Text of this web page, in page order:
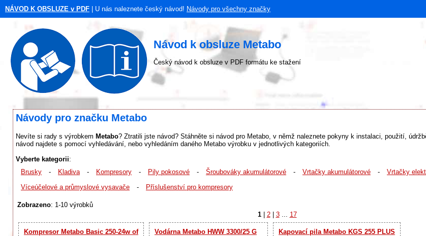
NÁVOD K OBSLUZE v PDF | U nás naleznete český návod! Návody pro všechny značky
Návod k obsluze Metabo
Český návod k obsluze v PDF formátu ke stažení
Návody pro značku Metabo
Nevíte si rady s výrobkem Metabo? Ztratili jste návod? Stáhněte si návod pro Metabo, v němž naleznete pokyny k instalaci, použití,
návod najdete s pomocí vyhledávání, nebo vyhledáním daného Metabo výrobku v jednotlivých kategoriích.
Vyberte kategorii:
Brusky
- Kladiva - Kompresory - Pily pokosové - Šroubováky akumulátorové - Vrtačky akumulátorové - Vrtačky
Víceúčelové a průmyslové vysavače
- Příslušenství pro kompresory
Zobrazeno: 1-10 výrobků
1 | 2 | 3 17
Kompresor Metabo Basic 250-24w of Vodárna Metabo HWW 3300/25 G Kapovací pila Metabo KGS 255 PLUS